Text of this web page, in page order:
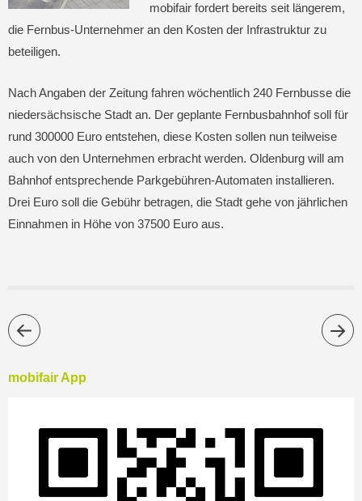
mobifair fordert bereits seit längerem,
die Fernbus-Unternehmer an den Kosten der Infrastruktur zu
beteiligen.
Nach Angaben der Zeitung fahren wöchentlich 240 Fernbusse die
niedersächsische Stadt an. Der geplante Fernbusbahnhof soll für
rund 300000 Euro entstehen, diese Kosten sollen nun teilweise
auch von den Unternehmen erbracht werden. Oldenburg will am
Bahnhof entsprechende Parkgebühren-Automaten installieren.
Drei Euro soll die Gebühr betragen, die Stadt gehe von jährlichen
Einnahmen in Höhe von 37500 Euro aus.
mobifair App